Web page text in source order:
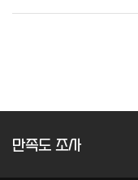
만족도 조사